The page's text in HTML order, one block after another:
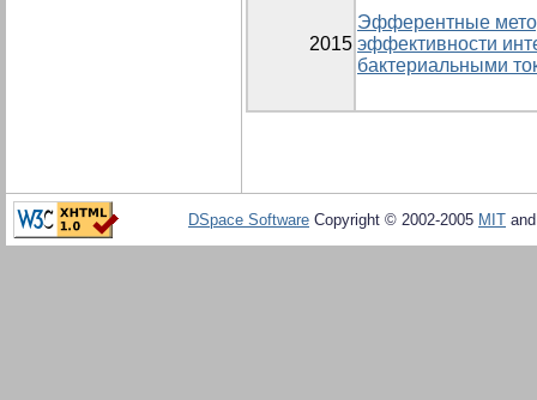
2015
Эфферентные
эффективности
бактериальными
DSpace Software Copyright © 2002-2005 MIT